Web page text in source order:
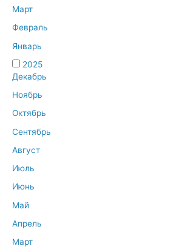
Март
Февраль
Январь
2025
Декабрь
Ноябрь
Октябрь
Сентябрь
Август
Июль
Июнь
Май
Апрель
Март